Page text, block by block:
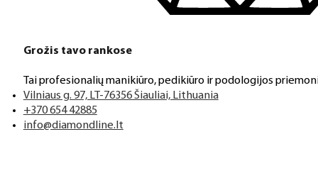
Grožis tavo rankose
Tai profesionalių manikiūro, pedikiūro ir podologijos
Vilniaus g. 97, LT-76356 Šiauliai, Lithuania
+370 654 42885
info@diamondline.lt